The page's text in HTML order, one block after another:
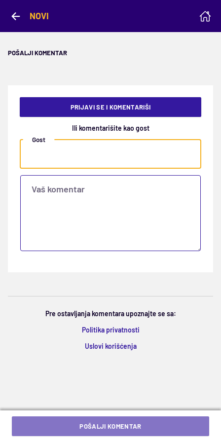
NOVI
POŠALJI KOMENTAR
PRIJAVI SE I KOMENTARIŠI
Ili komentarišite kao gost
Gost
Vaš komentar
Pre ostavljanja komentara upoznajte se sa:
Politika privatnosti
Uslovi korišćenja
POŠALJI KOMENTAR